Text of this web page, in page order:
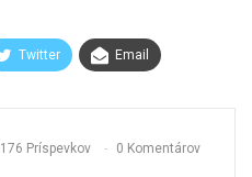
Twitter Email
176 Príspevkov 0 Komentárov